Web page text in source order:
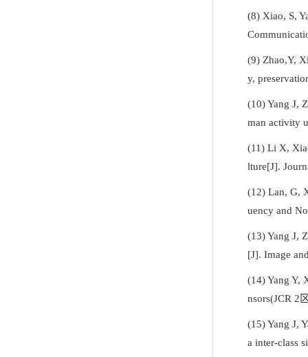
(8) Xiao, S,
(9) Zhao,Y,
y,
(10)Yang J,
man activity
(11) Li X,
lture[J].
(12) Lan, G,
uency and
(13)Yang J,
[J]. Image
(14)Yang Y,
nsors(JCR 2
(15)Yang J,
a inter-class